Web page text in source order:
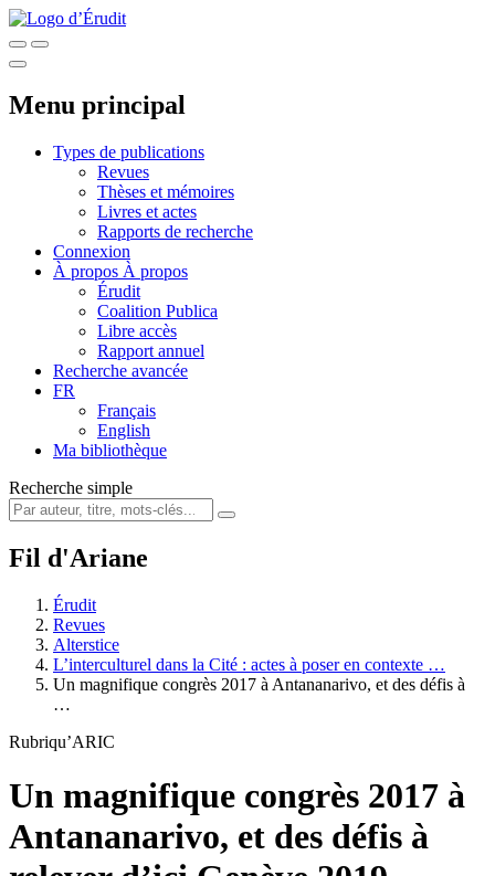
Menu principal
Types de publications
Revues
Thèses et mémoires
Livres et actes
Rapports de recherche
Connexion
À propos À propos
Érudit
Coalition Publica
Libre accès
Rapport annuel
Recherche avancée
FR
Français
English
Ma bibliothèque
Recherche simple
Fil d'Ariane
Érudit
Revues
Alterstice
L’interculturel dans la Cité : actes à poser en contexte …
Un magnifique congrès 2017 à Antananarivo, et des défis à
…
Rubriqu’ARIC
Un magnifique congrès 2017 à
Antananarivo, et des défis à